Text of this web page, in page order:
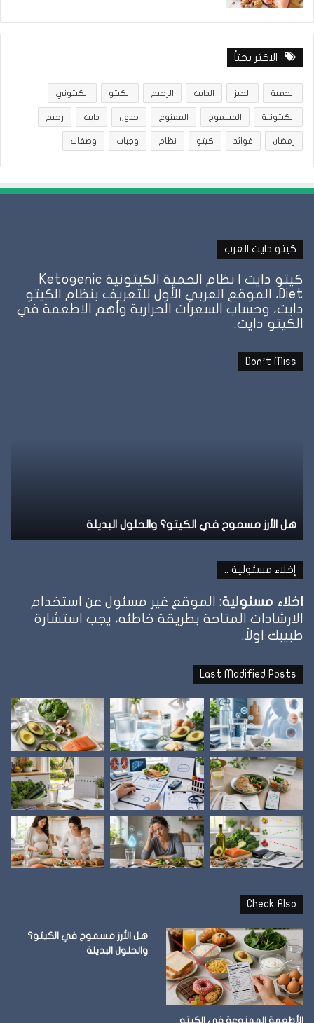
الاكثر بحثاً
الحمية الخبز الدايت الرجيم الكيتو الكيتوني
الكيتونية المسموح الممنوع جدول دايت رجيم
رمضان فوائد كيتو نظام وجبات وصفات
كيتو دايت العرب
كيتو دايت | نظام الحمية الكيتونية Ketogenic
Diet، الموقع العربي الأول للتعريف بنظام الكيتو
دايت، وحساب السعرات الحرارية وأهم الاطعمة في
الكيتو دايت.
Don’t Miss
والحلول البديلة نظام الطيبات: علامة
إخلاء مسئولية ..
اخلاء مسئولية: الموقع غير مسئول عن استخدام
الارشادات المتاحة بطريقة خاطئه، يجب استشارة
طبيبك اولاً.
Last Modified Posts
Check Also
الأطعمة الممنوعة في الكيتو
هل الأرز مسموح في الكيتو؟
والحلول البديلة